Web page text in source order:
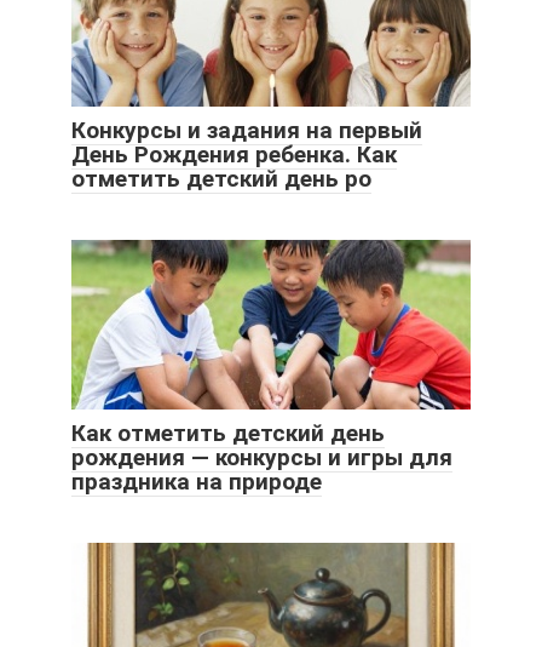
Конкурсы и задания на первый
День Рождения ребенка. Как
отметить детский день ро
Как отметить детский день
рождения — конкурсы и игры для
праздника на природе